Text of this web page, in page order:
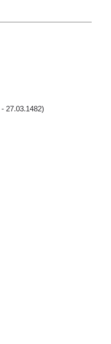
27.03.1482)